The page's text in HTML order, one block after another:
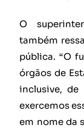
O
também
pública. “O
órgãos de
inclusive, de
exercemos
em nome da